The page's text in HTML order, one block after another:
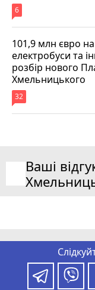
6
101,9 млн євро
електробуси та
розбір нового
Хмельницького
32
Ваші